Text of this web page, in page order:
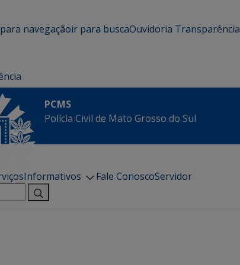
navegaçãoir para buscaOuvidoria Transparência
PCMS
Polícia Civil de Mato Grosso do Sul
Informativos Fale ConoscoServidor